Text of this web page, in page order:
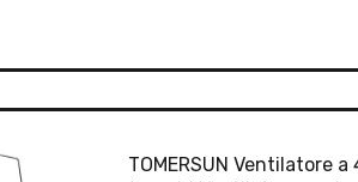
TOMERSUN Ventilatore